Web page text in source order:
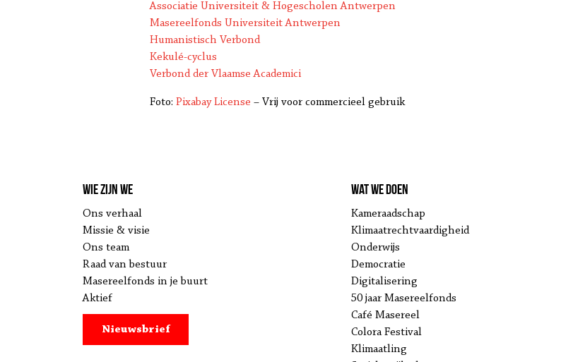
Associatie Universiteit & Hogescholen Antwerpen
Masereelfonds Universiteit Antwerpen
Humanistisch Verbond
Kekulé-cyclus
Verbond der Vlaamse Academici
Foto: Pixabay License – Vrij voor commercieel gebruik
Wie zijn we
Ons verhaal
Missie & visie
Ons team
Raad van bestuur
Masereelfonds in je buurt
Aktief
Nieuwsbrief
Wat we doen
Kameraadschap
Klimaatrechtvaardigheid
Onderwijs
Democratie
Digitalisering
50 jaar Masereelfonds
Café Masereel
Colora Festival
Klimaatling